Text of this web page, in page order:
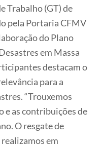
Trabalho (GT) de
pela Portaria CFMV
do Plano
em Massa
destacam o
para a
“Trouxemos
e as contribuições de
O resgate de
em